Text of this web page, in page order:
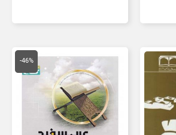
-46%
اصلی
175,000 تومان
بود.
قیمت
فعلی